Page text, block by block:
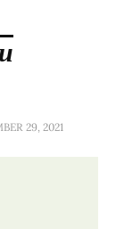
29, 2021